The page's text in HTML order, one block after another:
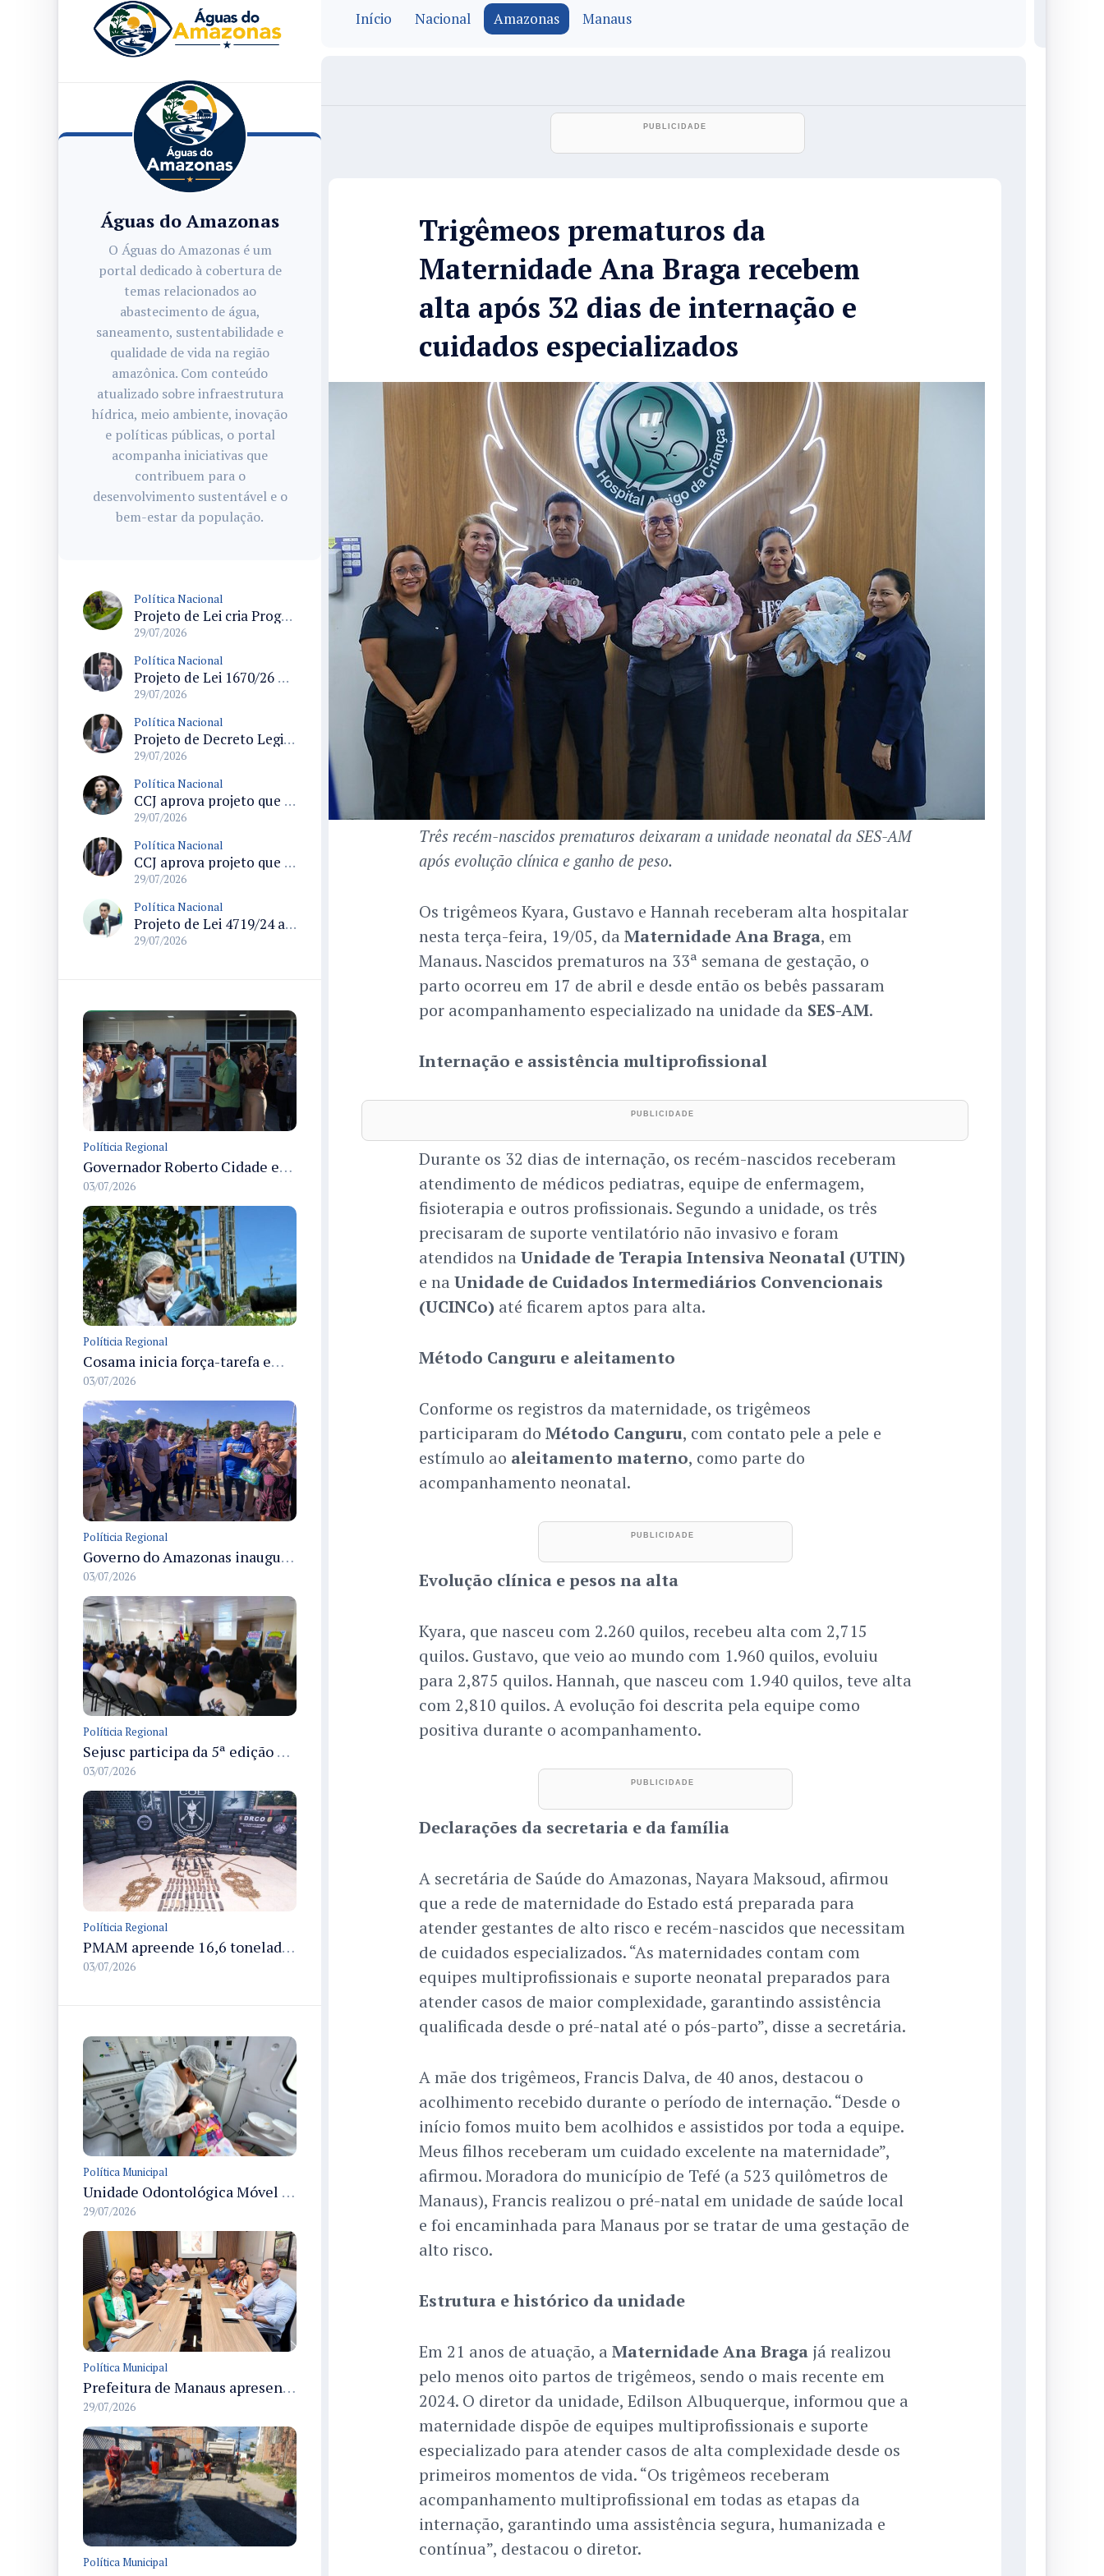
Águas do Amazonas
O Águas do Amazonas é um
portal dedicado à cobertura de
temas relacionados ao
abastecimento de água,
saneamento, sustentabilidade e
qualidade de vida na região
amazônica. Com conteúdo
atualizado sobre infraestrutura
hídrica, meio ambiente, inovação
e políticas públicas, o portal
acompanha iniciativas que
contribuem para o
desenvolvimento sustentável e o
bem-estar da população.
Política Nacional
Projeto de Lei cria Programa Nacional para assentamentos periurbanos e semirrurais com foco na produção familiar
29/07/2026
Política Nacional
Projeto de Lei 1670/26 propõe limite de idade dos táxis em 15 anos e prevê linhas de crédito para renovação da frota
29/07/2026
Política Nacional
Projeto de Decreto Legislativo propõe suspender demarcações de terras indígenas em Santa Catarina e questiona conformidade legal
29/07/2026
Política Nacional
CCJ aprova projeto que formaliza o uso do termo pedofilia no Código Penal e no ECA
29/07/2026
Política Nacional
CCJ aprova projeto que endurece regras para declaração de insanidade mental de acusados em processo penal
29/07/2026
Política Nacional
Projeto de Lei 4719/24 altera Lei Geral do Turismo e modifica regras de cadastramento de meios de hospedagem
29/07/2026
Políticia Regional
Governador Roberto Cidade entrega readequação do ambulatório da FCecon e amplia capacidade de atendimento oncológico em Manaus
03/07/2026
Políticia Regional
Cosama inicia força-tarefa em Anamã para fortalecer abastecimento de água e segurança hídrica da população
03/07/2026
Políticia Regional
Governo do Amazonas inaugura primeiro Castramóvel Fluvial para atendimento veterinário às comunidades ribeirinhas e castração gratuita
03/07/2026
Políticia Regional
Sejusc participa da 5ª edição do Caminhos Literários com foco na cultura hip-hop nas unidades socioeducativas
03/07/2026
Políticia Regional
PMAM apreende 16,6 toneladas de entorpecentes e registra aumento nas prisões em flagrante e nas capturas de foragidos no primeiro semestre de 2026
03/07/2026
Política Municipal
Unidade Odontológica Móvel da Semsa inicia atendimentos a pessoas com mobilidade reduzida no Morar Melhor 13
29/07/2026
Política Municipal
Prefeitura de Manaus apresenta devolutiva do plano de integridade da CGM e atualiza diretrizes para 2027/2028
29/07/2026
Política Municipal
Início Nacional Amazonas Manaus
Trigêmeos prematuros da
Maternidade Ana Braga recebem
alta após 32 dias de internação e
cuidados especializados
Três recém-nascidos prematuros deixaram a unidade neonatal da SES-AM
após evolução clínica e ganho de peso.
Os trigêmeos Kyara, Gustavo e Hannah receberam alta hospitalar
nesta terça-feira, 19/05, da Maternidade Ana Braga, em
Manaus. Nascidos prematuros na 33ª semana de gestação, o
parto ocorreu em 17 de abril e desde então os bebês passaram
por acompanhamento especializado na unidade da SES-AM.
Internação e assistência multiprofissional
Durante os 32 dias de internação, os recém-nascidos receberam
atendimento de médicos pediatras, equipe de enfermagem,
fisioterapia e outros profissionais. Segundo a unidade, os três
precisaram de suporte ventilatório não invasivo e foram
atendidos na Unidade de Terapia Intensiva Neonatal (UTIN)
e na Unidade de Cuidados Intermediários Convencionais
(UCINCo) até ficarem aptos para alta.
Método Canguru e aleitamento
Conforme os registros da maternidade, os trigêmeos
participaram do Método Canguru, com contato pele a pele e
estímulo ao aleitamento materno, como parte do
acompanhamento neonatal.
Evolução clínica e pesos na alta
Kyara, que nasceu com 2.260 quilos, recebeu alta com 2,715
quilos. Gustavo, que veio ao mundo com 1.960 quilos, evoluiu
para 2,875 quilos. Hannah, que nasceu com 1.940 quilos, teve alta
com 2,810 quilos. A evolução foi descrita pela equipe como
positiva durante o acompanhamento.
Declarações da secretaria e da família
A secretária de Saúde do Amazonas, Nayara Maksoud, afirmou
que a rede de maternidade do Estado está preparada para
atender gestantes de alto risco e recém-nascidos que necessitam
de cuidados especializados. “As maternidades contam com
equipes multiprofissionais e suporte neonatal preparados para
atender casos de maior complexidade, garantindo assistência
qualificada desde o pré-natal até o pós-parto”, disse a secretária.
A mãe dos trigêmeos, Francis Dalva, de 40 anos, destacou o
acolhimento recebido durante o período de internação. “Desde o
início fomos muito bem acolhidos e assistidos por toda a equipe.
Meus filhos receberam um cuidado excelente na maternidade”,
afirmou. Moradora do município de Tefé (a 523 quilômetros de
Manaus), Francis realizou o pré-natal em unidade de saúde local
e foi encaminhada para Manaus por se tratar de uma gestação de
alto risco.
Estrutura e histórico da unidade
Em 21 anos de atuação, a Maternidade Ana Bragajá realizou
pelo menos oito partos de trigêmeos, sendo o mais recente em
2024. O diretor da unidade, Edilson Albuquerque, informou que a
maternidade dispõe de equipes multiprofissionais e suporte
especializado para atender casos de alta complexidade desde os
primeiros momentos de vida. “Os trigêmeos receberam
acompanhamento multiprofissional em todas as etapas da
internação, garantindo uma assistência segura, humanizada e
contínua”, destacou o diretor.